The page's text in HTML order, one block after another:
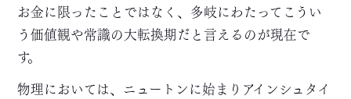
お金に限ったことではなく、多岐にわたってこうい
う価値観や常識の大転換期だと言えるのが現在で
す。
物理においては、ニュートンに始まりアインシュタイ